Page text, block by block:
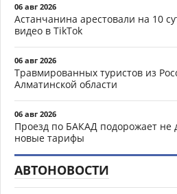
06 авг 2026
Астанчанина арестовали на 10
видео в TikTok
06 авг 2026
Травмированных туристов из
Алматинской области
06 авг 2026
Проезд по БАКАД подорожает не
новые тарифы
АВТОНОВОСТИ